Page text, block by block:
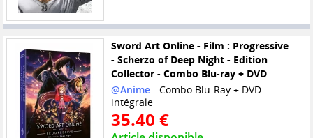
Sword Art Online - Film : Progressive
- Scherzo of Deep Night - Edition
Collector - Combo Blu-ray + DVD
@Anime- Combo Blu-Ray + DVD -
intégrale
35.40 €